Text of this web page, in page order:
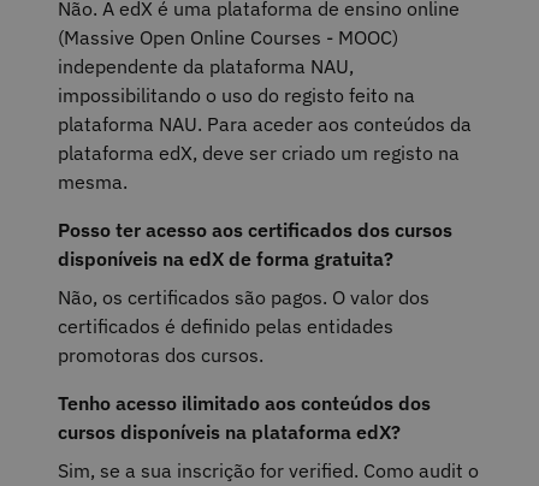
Não. A edX é uma plataforma de ensino online
(Massive Open Online Courses - MOOC)
independente da plataforma NAU,
impossibilitando o uso do registo feito na
plataforma NAU. Para aceder aos conteúdos da
plataforma edX, deve ser criado um registo na
mesma.
Posso ter acesso aos certificados dos cursos
disponíveis na edX de forma gratuita?
Não, os certificados são pagos. O valor dos
certificados é definido pelas entidades
promotoras dos cursos.
Tenho acesso ilimitado aos conteúdos dos
cursos disponíveis na plataforma edX?
Sim, se a sua inscrição for verified. Como audit o